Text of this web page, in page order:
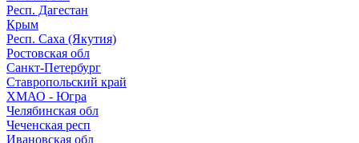
Респ. Дагестан
Крым
Респ. Саха (Якутия)
Ростовская обл
Санкт-Петербург
Ставропольский край
ХМАО - Югра
Челябинская обл
Чеченская респ
Ивановская обл